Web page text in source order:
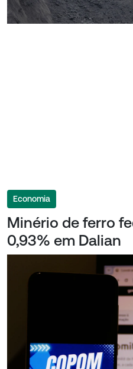
Economia
Minério de ferro
0,93% em Dalian